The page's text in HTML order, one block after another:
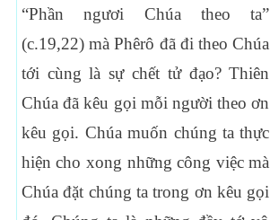
“Phần ngươi Chúa theo ta”
(c.19,22) mà Phêrô đã đi theo Chúa
tới cùng là sự chết tử đạo? Thiên
Chúa đã kêu gọi mỗi người theo ơn
kêu gọi. Chúa muốn chúng ta thực
hiện cho xong những công việc mà
Chúa đặt chúng ta trong ơn kêu gọi